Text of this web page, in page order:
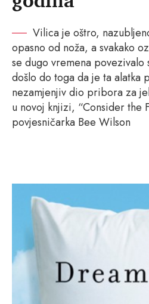
Vilica je oštro,
opasno od noža, a svakako
se dugo vremena povezivalo
došlo do toga da je ta alatka
nezamjenjiv dio pribora za
u novoj knjizi, “Consider the
povjesničarka Bee Wilson